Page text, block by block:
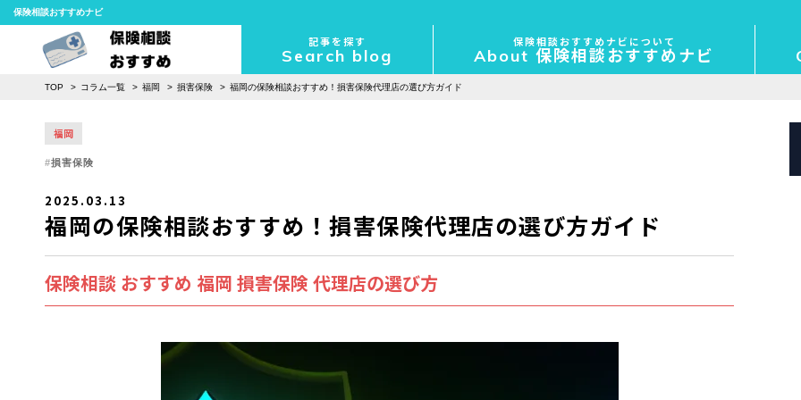
保険相談おすすめナビ
記事を探す
Search blog
保険相談おすすめナビについて
About 保険相談おすすめナビ
TOP コラム一覧 福岡 損害保険 福岡の保険相談おすすめ！損害保険代理店の選び方ガイド
福岡
損害保険
2025.03.13
福岡の保険相談おすすめ！損害保険代理店の選び方ガイド
保険相談 おすすめ 福岡 損害保険 代理店の選び方